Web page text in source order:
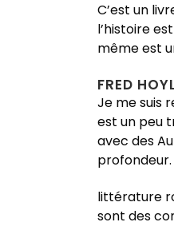
C’est un
l’histoire
même est
FRED
Je me suis
est un peu
avec des
profondeur.
littérature
sont des